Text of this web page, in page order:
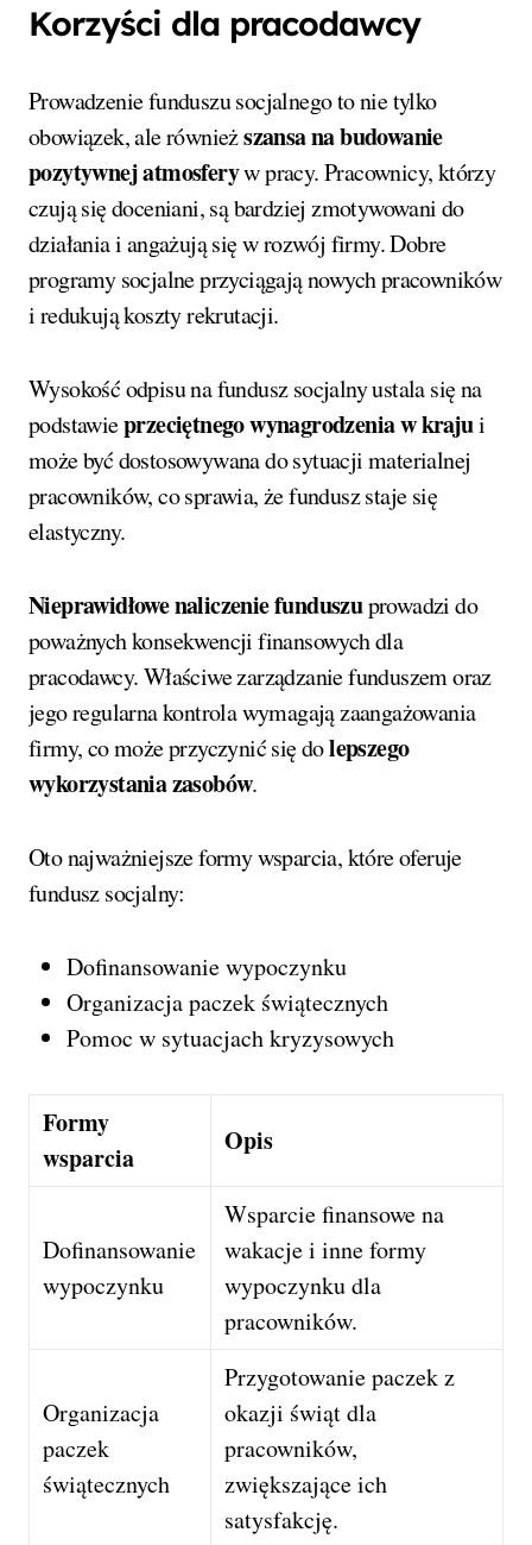
Korzyści dla pracodawcy
Prowadzenie funduszu socjalnego to nie tylko
obowiązek, ale równieższansa na budowanie
pozytywnej atmosferyw pracy. Pracownicy, którzy
czują się doceniani, są bardziej zmotywowani do
działania i angażują się w rozwój firmy. Dobre
programy socjalne przyciągają nowych pracowników
i redukują koszty rekrutacji.
Wysokość odpisu na fundusz socjalny ustala się na
podstawieprzeciętnego wynagrodzenia w krajui
może być dostosowywana do sytuacji materialnej
pracowników, co sprawia, że fundusz staje się
elastyczny.
Nieprawidłowe naliczenie funduszuprowadzi do
poważnych konsekwencji finansowych dla
pracodawcy. Właściwe zarządzanie funduszem oraz
jego regularna kontrola wymagają zaangażowania
firmy, co może przyczynić się dolepszego
wykorzystania zasobów.
Oto najważniejsze formy wsparcia, które oferuje
fundusz socjalny:
Dofinansowanie wypoczynku
Organizacja paczek świątecznych
Pomoc w sytuacjach kryzysowych
Formy
wsparcia
Opis
Dofinansowanie
wypoczynku
Wsparcie finansowe na
wakacje i inne formy
wypoczynku dla
pracowników.
Organizacja
paczek
świątecznych
Przygotowanie paczek z
okazji świąt dla
pracowników,
zwiększające ich
satysfakcję.